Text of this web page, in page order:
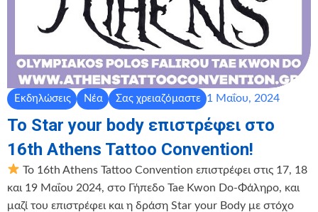
Εκδηλώσεις Νέα Σας χρειαζόμαστε 1 Μαΐου, 2024
Το Star your body επιστρέφει στο
16th Athens Tattoo Convention!
Το 16th Athens Tattoo Convention επιστρέφει στις 17, 18
και 19 Μαΐου 2024, στο Γήπεδο Tae Kwon Do-Φάληρο, και
μαζί του επιστρέφει και η δράση Star your Body με στόχο